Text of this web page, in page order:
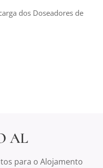
dos Doseadores de
AL
para o Alojamento